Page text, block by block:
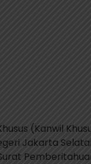
(Kanwil
Jakarta